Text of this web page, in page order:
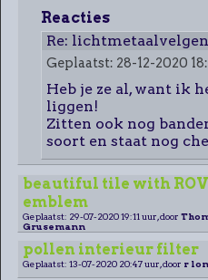
Reacties
Re:
zonde
Geplaatst: 28-12-2020
Heb je ze al, want ik
liggen!
Zitten ook nog
soort en staat nog
beautiful tile with
emblem
Geplaatst: 29-07-2020 19:11 uur, door
Grusemann
pollen interieur filter
Geplaatst: 13-07-2020 20:47 uur, door r